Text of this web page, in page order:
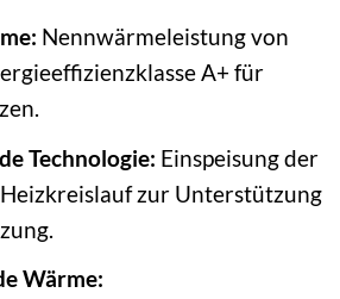
Nennwärmeleistung von
A+ für
Technologie: Einspeisung der
zur Unterstützung
Wärme: